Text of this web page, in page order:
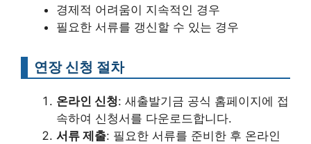
경제적 어려움이 지속적인 경우
필요한 서류를 갱신할 수 있는 경우
연장 신청 절차
온라인 신청: 새출발기금 공식 홈페이지에 접
속하여 신청서를 다운로드합니다.
서류 제출: 필요한 서류를 준비한 후 온라인